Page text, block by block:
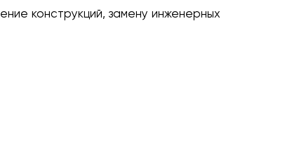
конструкций, замену инженерных